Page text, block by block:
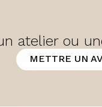
atelier ou
METTRE UN